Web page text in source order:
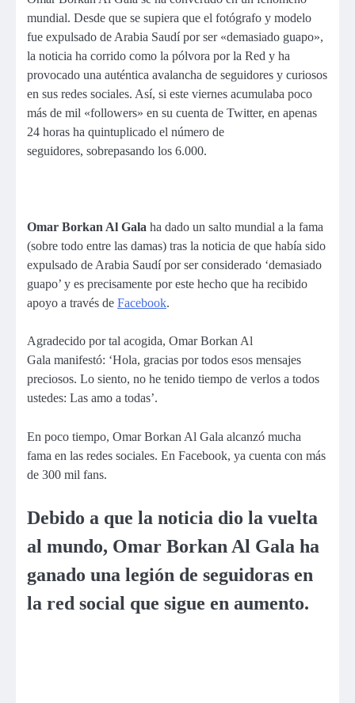
mundial. Desde que se supiera que el fotógrafo y modelo
fue expulsado de Arabia Saudí por ser «demasiado guapo»,
la noticia ha corrido como la pólvora por la Red y ha
provocado una auténtica avalancha de seguidores y curiosos
en sus redes sociales. Así, si este viernes acumulaba poco
más de mil «followers» en su cuenta de Twitter, en apenas
24 horas ha quintuplicado el número de
seguidores, sobrepasando los 6.000.
Omar Borkan Al Gala ha dado un salto mundial a la fama
(sobre todo entre las damas) tras la noticia de que había sido
expulsado de Arabia Saudí por ser considerado ‘demasiado
guapo’ y es precisamente por este hecho que ha recibido
apoyo a través de Facebook.
Agradecido por tal acogida, Omar Borkan Al
Gala manifestó: ‘Hola, gracias por todos esos mensajes
preciosos. Lo siento, no he tenido tiempo de verlos a todos
ustedes: Las amo a todas’.
En poco tiempo, Omar Borkan Al Gala alcanzó mucha
fama en las redes sociales. En Facebook, ya cuenta con más
de 300 mil fans.
Debido a que la noticia dio la vuelta
al mundo, Omar Borkan Al Gala ha
ganado una legión de seguidoras en
la red social que sigue en aumento.